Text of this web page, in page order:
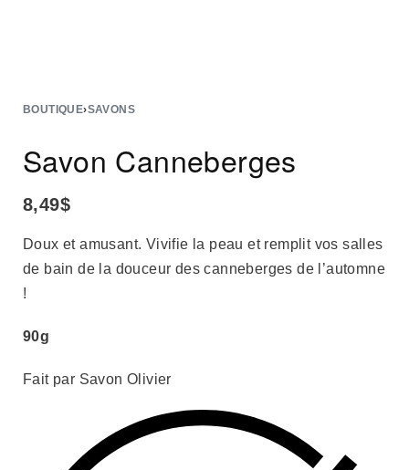
BOUTIQUE›SAVONS
Savon Canneberges
8,49$
Doux et amusant. Vivifie la peau et remplit vos salles
de bain de la douceur des canneberges de l’automne
!
90g
Fait par Savon Olivier